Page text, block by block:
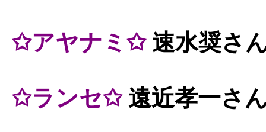
✩アヤナミ✩速水奨さ
✩ランセ✩遠近孝一さ